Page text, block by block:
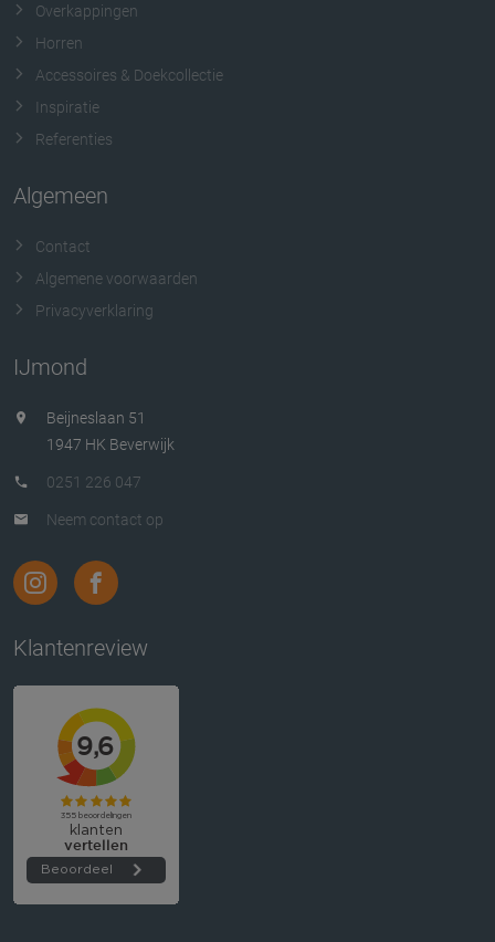
Overkappingen
Horren
Accessoires & Doekcollectie
Inspiratie
Referenties
Algemeen
Contact
Algemene voorwaarden
Privacyverklaring
IJmond
Beijneslaan 51
1947 HK Beverwijk
0251 226 047
Neem contact op
Klantenreview